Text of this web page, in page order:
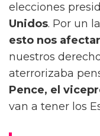
elecciones
Unidos. Por un
esto nos
nuestros
aterrorizaba
Pence, el
van a tener los